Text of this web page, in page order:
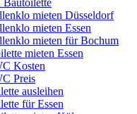
Bautoilette
mieten Düsseldorf
mieten Essen
mieten für Bochum
mieten Essen
Kosten
Preis
ausleihen
für Essen